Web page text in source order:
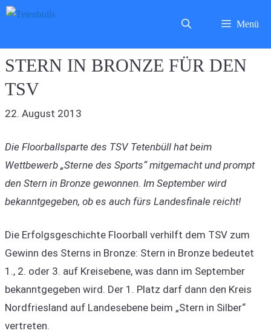
Zum
Menü
STERN IN BRONZE FÜR DEN
TSV
22. August 2013
Die Floorballsparte des TSV Tetenbüll hat beim
Wettbewerb „Sterne des Sports“ mitgemacht und prompt
den Stern in Bronze gewonnen. Im September wird
bekanntgegeben, ob es auch fürs Landesfinale reicht!
Die Erfolgsgeschichte Floorball verhilft dem TSV zum
Gewinn des Sterns in Bronze: Stern in Bronze bedeutet
1., 2. oder 3. auf Kreisebene, was dann im September
bekanntgegeben wird. Der 1. Platz darf dann den Kreis
Nordfriesland auf Landesebene beim „Stern in Silber“
vertreten.